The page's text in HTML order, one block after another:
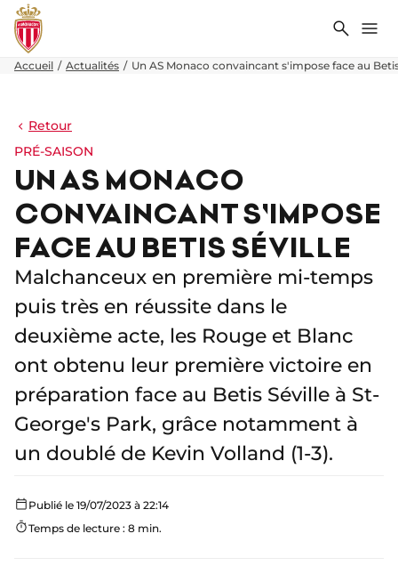
Accueil Actualités Un AS Monaco convaincant s'impose face au
Retour
PRÉ-SAISON
UN AS MONACO
CONVAINCANT S'IMPOSE
FACE AU BETIS SÉVILLE
Malchanceux en première mi-temps
puis très en réussite dans le
deuxième acte, les Rouge et Blanc
ont obtenu leur première victoire en
préparation face au Betis Séville à St-
George's Park, grâce notamment à
un doublé de Kevin Volland (1-3).
Publié le 19/07/2023 à 22:14
Temps de lecture : 8 min.